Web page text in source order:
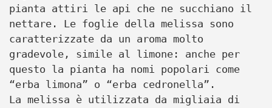
pianta attiri le api che ne succhiano il
nettare. Le foglie della melissa sono
caratterizzate da un aroma molto
gradevole, simile al limone: anche per
questo la pianta ha nomi popolari come
“erba limona” o “erba cedronella”.
La melissa è utilizzata da migliaia di